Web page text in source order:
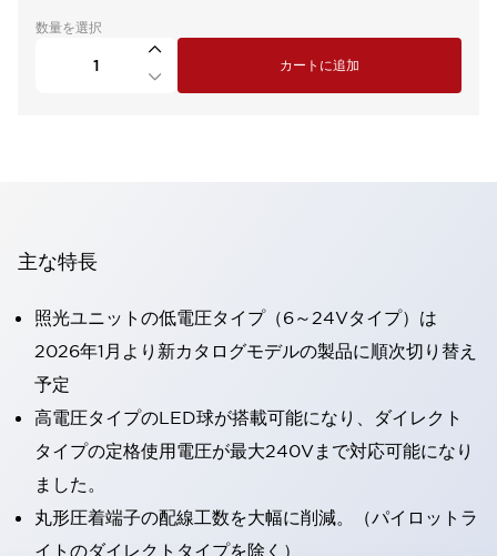
数量を選択
カートに追加
主な特長
照光ユニットの低電圧タイプ（6～24Vタイプ）は
2026年1月より新カタログモデルの製品に順次切り替え
予定
高電圧タイプのLED球が搭載可能になり、ダイレクト
タイプの定格使用電圧が最大240Vまで対応可能になり
ました。
丸形圧着端子の配線工数を大幅に削減。（パイロットラ
イトのダイレクトタイプを除く）